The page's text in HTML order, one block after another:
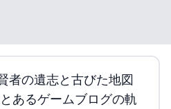
アキン
アキン 祠
者の遺志と古びた地図
あるゲームブログの軌